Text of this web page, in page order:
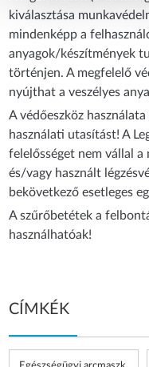
kiválasztása
mindenképp a
anyagok/készítmények
történjen. A megfelelő
nyújthat a veszélyes
A védőeszköz
használati utasítást! A
felelősséget nem vállal
és/vagy használt
bekövetkező esetleges
A szűrőbetétek a
használhatóak!
CÍMKÉK